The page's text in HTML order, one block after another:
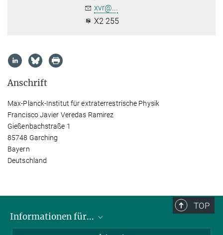
xvr@...
X2 255
Anschrift
Max-Planck-Institut für extraterrestrische Physik
Francisco Javier Veredas Ramirez
Gießenbachstraße 1
85748 Garching
Bayern
Deutschland
TOP
Informationen für...